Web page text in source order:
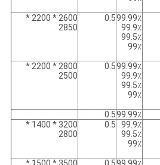
99.99٪
99.9٪
99.5٪
99٪
0.5
2600 * 2200 *
2850
99.99٪
99.9٪
99.5٪
99٪
0.5
2800 * 2200 *
2500
99.99٪0.5
99.9٪
99.5٪
99٪
0.5
3200 * 1400 *
2800